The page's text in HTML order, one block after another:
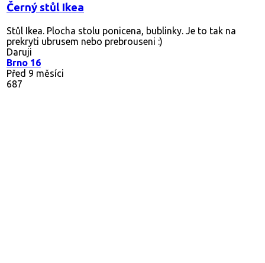
Černý stůl Ikea
Stůl Ikea. Plocha stolu ponicena, bublinky. Je to tak na
prekryti ubrusem nebo prebrouseni :)
Daruji
Brno 16
Před 9 měsíci
687